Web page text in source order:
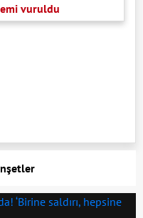
vuruldu